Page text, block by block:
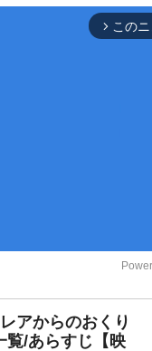
arrow_forward_ios この
アからのおくり
覧/あらすじ【映